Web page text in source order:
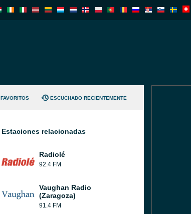
FAVORITOS ESCUCHADO RECIENTEMENTE
Estaciones relacionadas
Radiolé
92.4 FM
Vaughan Radio
(Zaragoza)
91.4 FM